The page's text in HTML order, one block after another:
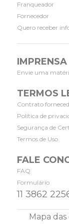
Franqueador
Fornecedor
Quero receber
IMPRENSA
Envie uma
TERMOS
Contrato
Política de
Segurança de
Termos de Uso
FALE
FAQ
Formulário
11 3862
Mapa